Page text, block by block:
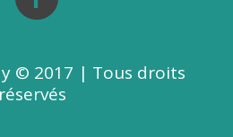
© 2017 | Tous droits
réservés